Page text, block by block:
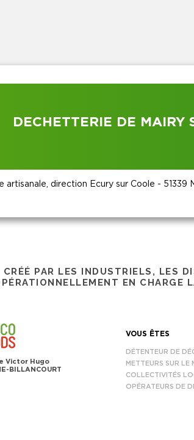
DECHETTERIE DE MAIRY
artisanale, direction Ecury sur Coole - 51339
CRÉÉ PAR LES INDUSTRIELS, LES
EN CHARGE
Victor Hugo
BILLANCOURT
VOUS ÊTES
DÉTENTEUR DE
METTEURS SUR LE
COLLECTIVITÉS
OPÉRATEURS DE